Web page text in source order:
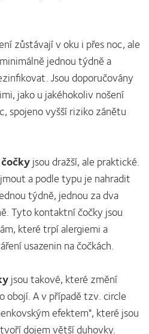
zůstávají v oku i přes noc, ale
jednou týdně a
Jsou doporučovány
jako u jakéhokoliv nošení
spojeno vyšší riziko zánětu
jsou dražší, ale praktické.
a podle typu je nahradit
týdně, jednou za dva
Tyto kontaktní čočky jsou
které trpí alergiemi a
usazenin na čočkách.
jsou takové, které změní
obojí. A v případě tzv. circle
efektem", které jsou
dojem větší duhovky.